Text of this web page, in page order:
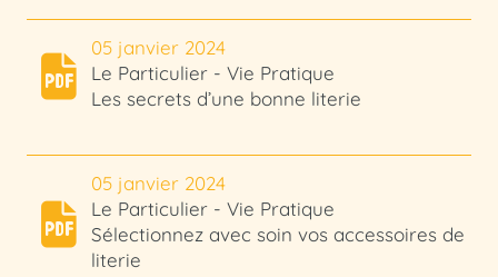
05 janvier 2024
Le Particulier - Vie Pratique
Les secrets d’une bonne literie
05 janvier 2024
Le Particulier - Vie Pratique
Sélectionnez avec soin vos accessoires de
literie